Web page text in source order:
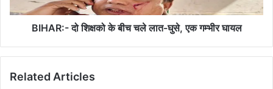
47
से
एक
BIHAR:- दो शिक्षको के बीच चले लात-घुसे, एक गम्भीर घायल
Related Articles